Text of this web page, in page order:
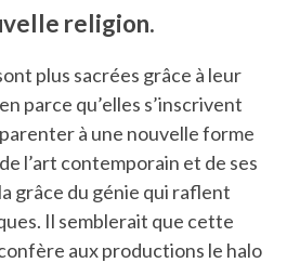
religion.
plus sacrées grâce à leur
parce qu’elles s’inscrivent
à une nouvelle forme
l’art contemporain et de ses
grâce du génie qui raflent
Il semblerait que cette
aux productions le halo